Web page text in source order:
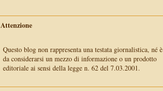
Attenzione
Questo blog non rappresenta una testata giornalistica, né è
da considerarsi un mezzo di informazione o un prodotto
editoriale ai sensi della legge n. 62 del 7.03.2001.